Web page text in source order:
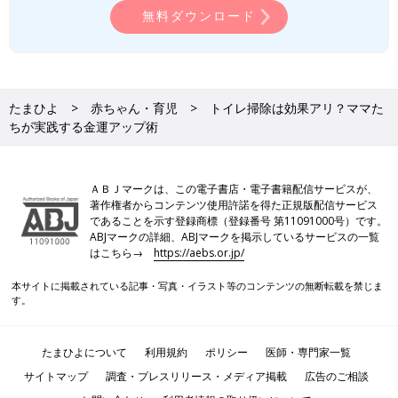
無料ダウンロード
たまひよ 赤ちゃん・育児
トイレ掃除は効果アリ？ママた
ちが実践する金運アップ術
ＡＢＪマークは、この電子書店・電子書籍配信サービスが、
著作権者からコンテンツ使用許諾を得た正規版配信サービス
であることを示す登録商標（登録番号 第11091000号）です。
ABJマークの詳細、ABJマークを掲示しているサービスの一覧
はこちら→https://aebs.or.jp/
本サイトに掲載されている記事・写真・イラスト等のコンテンツの無断転載を禁じま
す。
たまひよについて 利用規約 ポリシー
医師・専門家一覧
サイトマップ
調査・プレスリリース・メディア掲載
広告のご相談